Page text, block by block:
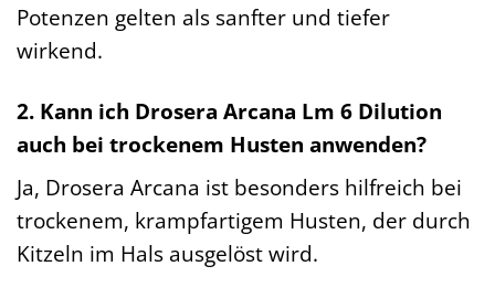
Potenzen gelten als sanfter und tiefer
wirkend.
2. Kann ich Drosera Arcana Lm 6 Dilution
auch bei trockenem Husten anwenden?
Ja, Drosera Arcana ist besonders hilfreich bei
trockenem, krampfartigem Husten, der durch
Kitzeln im Hals ausgelöst wird.